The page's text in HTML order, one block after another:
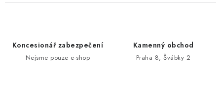
ZNAČKY
Bezpečnostní třídy - PYRAMIDA BEZPEČNOSTI
Zabezpečení domů
Koncesionář zabezpečení
Nejsme pouze e-shop
Kamenný obchod
Praha 8, Švábky 2